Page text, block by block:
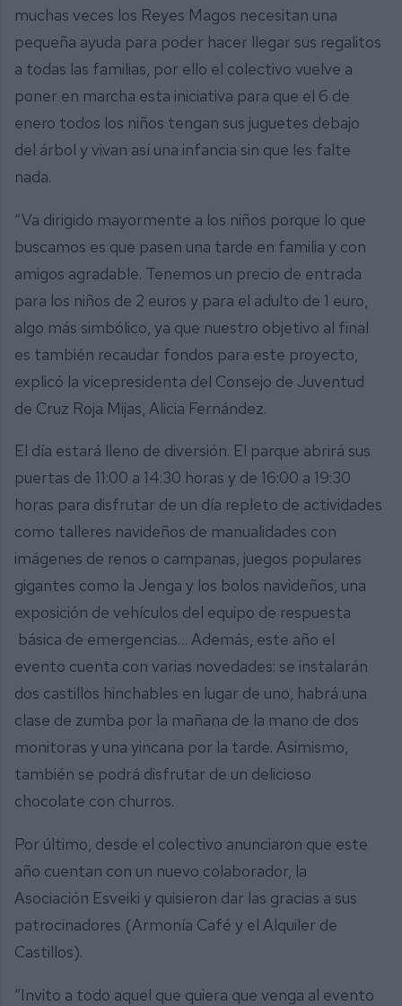
muchas veces los Reyes Magos necesitan una
pequeña ayuda para poder hacer llegar sus regalitos
a todas las familias, por ello el colectivo vuelve a
poner en marcha esta iniciativa para que el 6 de
enero todos los niños tengan sus juguetes debajo
del árbol y vivan así una infancia sin que les falte
nada.
“Va dirigido mayormente a los niños porque lo que
buscamos es que pasen una tarde en familia y con
amigos agradable. Tenemos un precio de entrada
para los niños de 2 euros y para el adulto de 1 euro,
algo más simbólico, ya que nuestro objetivo al final
es también recaudar fondos para este proyecto,
explicó la vicepresidenta del Consejo de Juventud
de Cruz Roja Mijas, Alicia Fernández.
El día estará lleno de diversión. El parque abrirá sus
puertas de 11:00 a 14:30 horas y de 16:00 a 19:30
horas para disfrutar de un día repleto de actividades
como talleres navideños de manualidades con
imágenes de renos o campanas, juegos populares
gigantes como la Jenga y los bolos navideños, una
exposición de vehículos del equipo de respuesta
básica de emergencias… Además, este año el
evento cuenta con varias novedades: se instalarán
dos castillos hinchables en lugar de uno, habrá una
clase de zumba por la mañana de la mano de dos
monitoras y una yincana por la tarde. Asimismo,
también se podrá disfrutar de un delicioso
chocolate con churros.
Por último, desde el colectivo anunciaron que este
año cuentan con un nuevo colaborador, la
Asociación Esveiki y quisieron dar las gracias a sus
patrocinadores (Armonía Café y el Alquiler de
Castillos).
“Invito a todo aquel que quiera que venga al evento